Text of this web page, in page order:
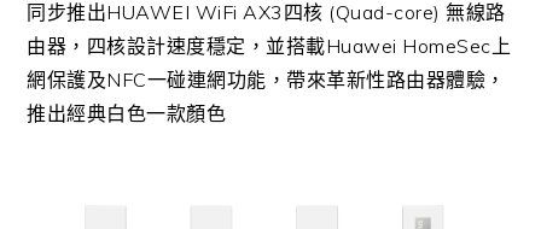
同步推出HUAWEI WiFi AX3四核 (Quad-core) 無線路
由器，四核設計速度穩定，並搭載Huawei HomeSec上
網保護及NFC一碰連網功能，帶來革新性路由器體驗，
推出經典白色一款顏色